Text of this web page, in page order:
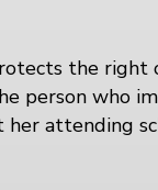
the right
person who
attending